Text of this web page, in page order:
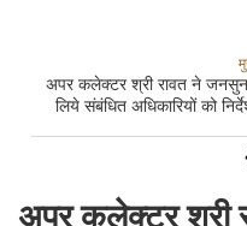
अपर कलेक्टर श्री रावत ने
लिये संबंधित अधिकारियों को